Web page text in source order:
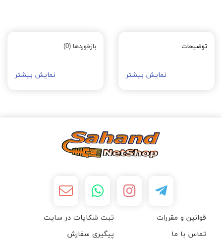
توضیحات
نمایش بیشتر
بازخوردها (0)
نمایش بیشتر
قوانین و مقررات
ثبت شکایات در سایت
تماس با ما
پیگیری سفارش